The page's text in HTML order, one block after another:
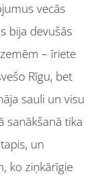
vecās
bija devušās
– īriete
Rīgu, bet
sauli un visu
sanākšanā tika
un
ko ziņkārīgie